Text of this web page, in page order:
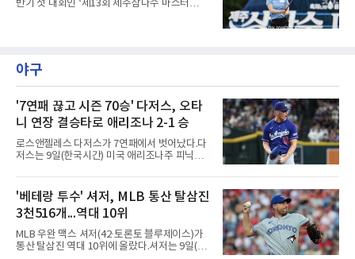
반기 첫 대회인 ‘제13회 제주삼다수 마스터
홀에서 경기하고 있다.
야구
'7연패 끊고 시즌 70승' 다저스, 오타
니 연장 결승타로 애리조나 2-1 승
로스앤젤레스 다저스가 7연패에서 벗어났다.다
저스는 9일(한국시간) 미국 애리조나주 피닉스
아몬드백스전에서 2-1로 이겼다. 8회 카일 터커
의 솔로 홈런으로 앞섰으나 9회말 마무리 에드
윈 디아스가 헤랄도 페르도모와 코빈 캐럴에게
연속 3루타를 맞고 동점을 허용했다.수술과 재
활을 마치고 지난달 30일 복귀한 디아스는 전날
끝내기 역전 홈런에 이어 이틀 연속 무너졌다. 다
만 무사 3루를 실점 없이 넘겨 경기는 연장으로
'베테랑 투수' 셔저, MLB 통산 탈삼진
3천516개...역대 10위
MLB 우완 맥스 셔저(42·토론토 블루제이스)가
통산 탈삼진 역대 10위에 올랐다.셔저는 9일(한